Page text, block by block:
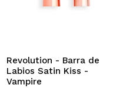
Revolution - Barra de
Labios Satin Kiss -
Vampire